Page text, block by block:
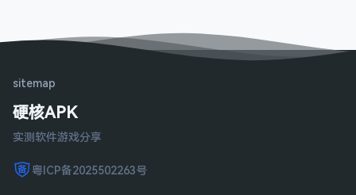
sitemap
硬核APK
实测软件游戏分享
粤ICP备2025502263号